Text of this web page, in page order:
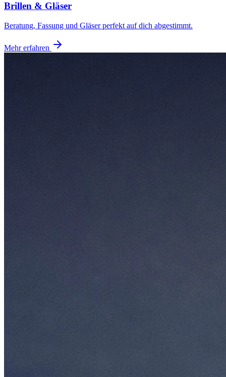
Brillen & Gläser
Beratung, Fassung und Gläser perfekt auf dich abgestimmt.
Mehr erfahren